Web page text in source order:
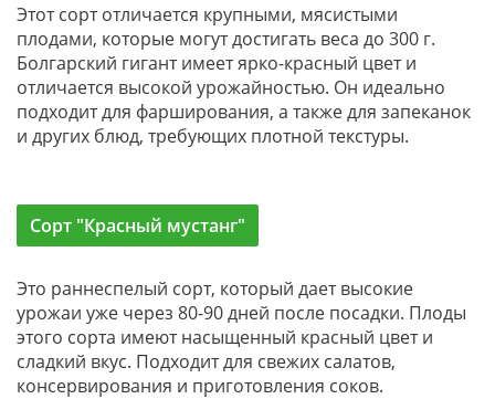
Этот сорт отличается крупными, мясистыми
плодами, которые могут достигать веса до 300 г.
Болгарский гигант имеет ярко-красный цвет и
отличается высокой урожайностью. Он идеально
подходит для фарширования, а также для запеканок
и других блюд, требующих плотной текстуры.
Сорт "Красный мустанг"
Это раннеспелый сорт, который дает высокие
урожаи уже через 80-90 дней после посадки. Плоды
этого сорта имеют насыщенный красный цвет и
сладкий вкус. Подходит для свежих салатов,
консервирования и приготовления соков.